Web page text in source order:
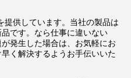
提供しています。当社の製品は
です。なら仕事に違いない
発生した場合は、お気軽にお
く解決するようお手伝いいた